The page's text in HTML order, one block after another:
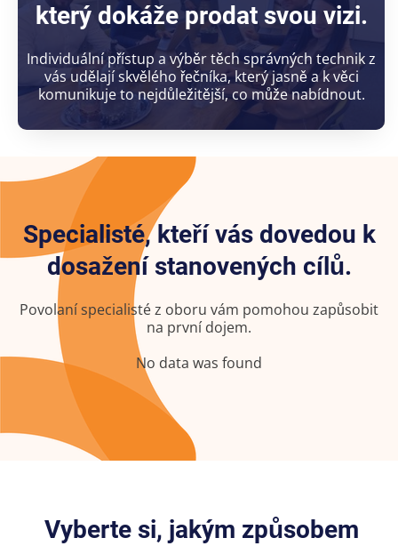
který dokáže prodat svou vizi.
Individuální přístup a výběr těch správných technik z
vás udělají skvělého řečníka, který jasně a k věci
komunikuje to nejdůležitější, co může nabídnout.
Specialisté, kteří vás dovedou k
dosažení stanovených cílů.
Povolaní specialisté z oboru vám pomohou zapůsobit
na první dojem.
No data was found
Vyberte si, jakým způsobem